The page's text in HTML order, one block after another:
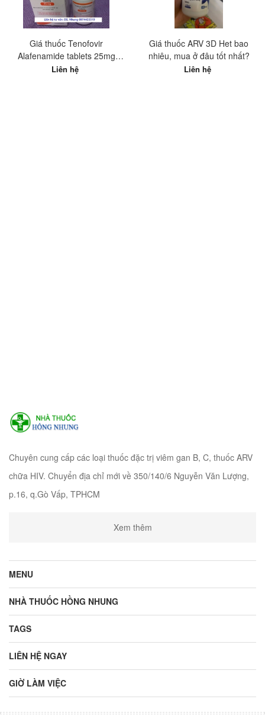
Giá thuốc Tenofovir
Alafenamide tablets 25mg
Hetero Ấn Độ? Mua ở đâu tốt
Liên hệ
Giá thuốc ARV 3D Het bao
nhiêu, mua ở đâu tốt nhất?
Liên hệ
Chuyên cung cấp các loại thuốc đặc trị viêm gan B, C, thuốc ARV
chữa HIV. Chuyển địa chỉ mới về 350/140/6 Nguyễn Văn Lượng,
p.16, q.Gò Vấp, TPHCM
Xem thêm
MENU
NHÀ THUỐC HỒNG NHUNG
TAGS
LIÊN HỆ NGAY
GIỜ LÀM VIỆC